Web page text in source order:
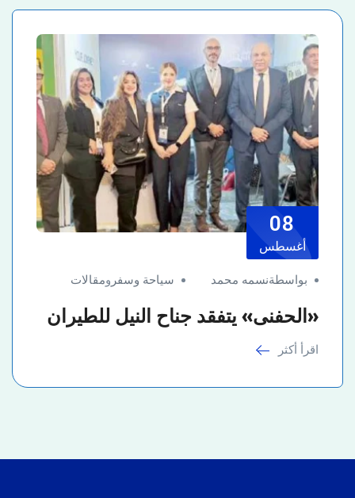
08
أغسطس
بواسطةنسمه محمد سياحة وسفر ومقالات
«الحفنى» يتفقد جناح النيل للطيران
اقرأ أكثر